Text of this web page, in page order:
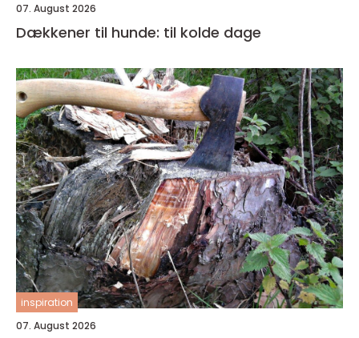
07. August 2026
Dækkener til hunde: til kolde dage
inspiration
07. August 2026